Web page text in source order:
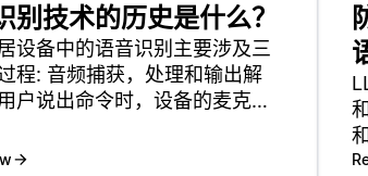
别技术的历史是什么？
设备中的语音识别主要涉及三
程: 音频捕获，处理和输出解
户说出命令时，设备的麦克风
信号发送到处理单元-在设备上